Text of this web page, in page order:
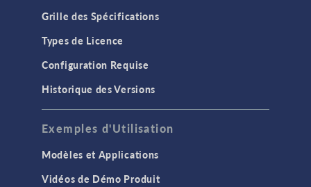
Grille des Spécifications
Types de Licence
Configuration Requise
Historique des Versions
Exemples d'Utilisation
Modèles et Applications
Vidéos de Démo Produit